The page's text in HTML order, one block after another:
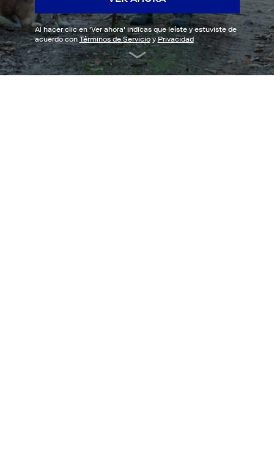
Al hacer clic en 'Ver ahora' indicas que leíste y estuviste de
acuerdo conTérminos de ServicioyPrivacidad